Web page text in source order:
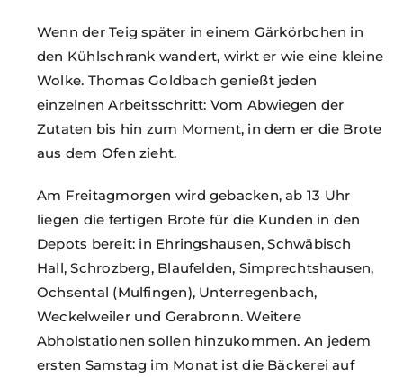
Wenn der Teig später in einem Gärkörbchen in
den Kühlschrank wandert, wirkt er wie eine kleine
Wolke. Thomas Goldbach genießt jeden
einzelnen Arbeitsschritt: Vom Abwiegen der
Zutaten bis hin zum Moment, in dem er die Brote
aus dem Ofen zieht.
Am Freitagmorgen wird gebacken, ab 13 Uhr
liegen die fertigen Brote für die Kunden in den
Depots bereit: in Ehringshausen, Schwäbisch
Hall, Schrozberg, Blaufelden, Simprechtshausen,
Ochsental (Mulfingen), Unterregenbach,
Weckelweiler und Gerabronn. Weitere
Abholstationen sollen hinzukommen. An jedem
ersten Samstag im Monat ist die Bäckerei auf